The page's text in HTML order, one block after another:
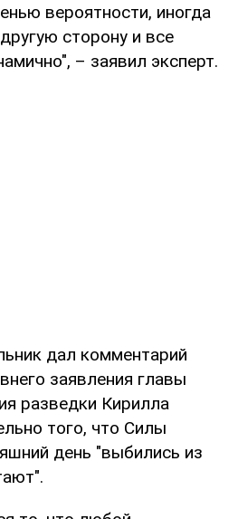
вероятности, иногда
сторону и все
– заявил эксперт.
дал комментарий
заявления главы
разведки Кирилла
того, что Силы
день "выбились из